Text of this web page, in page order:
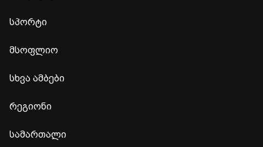
სპორტი
მსოფლიო
სხვა ამბები
რეგიონი
სამართალი